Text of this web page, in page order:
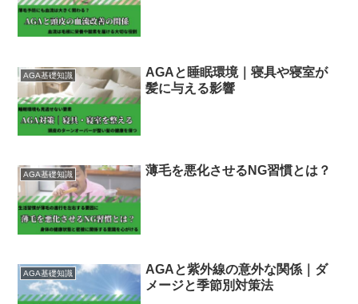
AGA基礎知識
AGAと睡眠環境｜寝具や寝室が
髪に与える影響
AGA基礎知識 薄毛を悪化させるNG習慣とは？
AGA基礎知識
AGAと紫外線の意外な関係｜ダ
メージと季節別対策法